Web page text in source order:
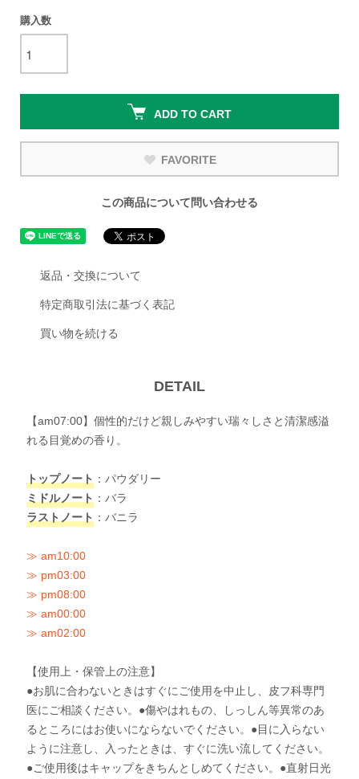
購入数
ADD TO CART
FAVORITE
この商品について問い合わせる
返品・交換について
特定商取引法に基づく表記
買い物を続ける
DETAIL
【am07:00】個性的だけど親しみやすい瑞々しさと清潔感溢
れる目覚めの香り。
トップノート ：パウダリー
ミドルノート ：バラ
ラストノート ：バニラ
≫ am10:00
≫ pm03:00
≫ pm08:00
≫ am00:00
≫ am02:00
【使用上・保管上の注意】
●お肌に合わないときはすぐにご使用を中止し、皮フ科専門
医にご相談ください。●傷やはれもの、しっしん等異常のあ
るところにはお使いにならないでください。●目に入らない
ように注意し、入ったときは、すぐに洗い流してください。
●ご使用後はキャップをきちんとしめてください。●直射日光